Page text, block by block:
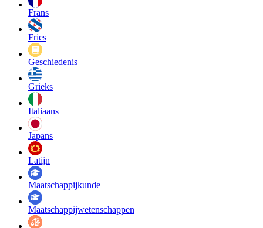
Frans
Fries
Geschiedenis
Grieks
Italiaans
Japans
Latijn
Maatschappij­kunde
Maatschappij­wetenschappen